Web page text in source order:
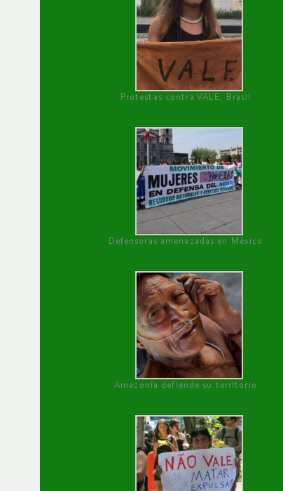
Protestas contra VALE, Brasil
Defensoras amenazadas en México
Amazonía defiende su territorio